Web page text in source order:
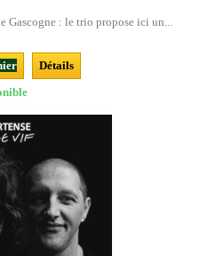
Gascogne : le trio propose ici un...
Détails